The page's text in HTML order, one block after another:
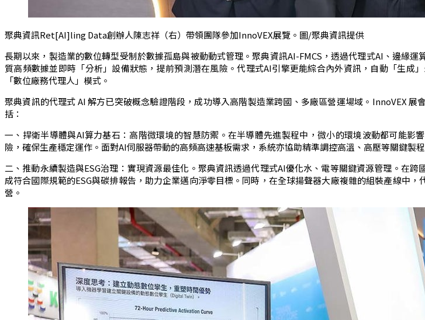
聚典資訊Ret[AI]ling Data創辦人陳志祥（右）帶領團隊參加InnoVEX展覽。圖/聚典資訊提供
長期以來，製造業的數位轉型受制於數據孤島與被動動式管理。聚典資訊AI-FMCS，透過代理式AI、邊緣
質高頻數據並即時「分析」設備狀態，提前預測潛在風險。代理式AI引擎更能綜合內外資訊，自動「生
「數位廠務代理人」模式。
聚典資訊的代理式 AI 解方已突破概念驗證階段，成功導入高階製造業跨國、多廠區營運場域。InnoVEX
括：
一、捍衛半導體與AI算力基石：高階微環境的智慧防禦。在半導體先進製程中，微小的環境波動都可能
險，確保生產穩定運作。面對AI伺服器帶動的高頻高速基板需求，系統亦協助精準調控高溫、高壓等關鍵製
二、推動永續製造與ESG治理：實現資源最佳化。聚典資訊透過代理式AI優化水、電等關鍵資源管理。在
成符合國際規範的ESG與碳排報告，助力企業邁向淨零目標。同時，在全球揚聲器大廠複雜的組裝產線中
營。